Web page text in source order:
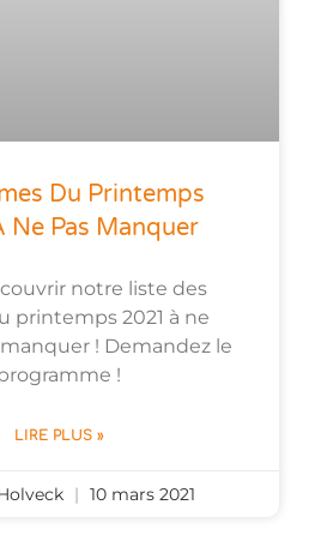
Du Printemps
Ne Pas Manquer
notre liste des
printemps 2021 à ne
! Demandez le
!
LIRE PLUS »
10 mars 2021